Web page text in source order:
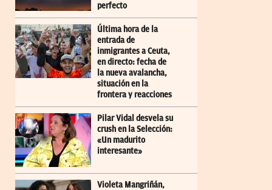
perfecto
Última hora de la
entrada de
inmigrantes a Ceuta,
en directo: fecha de
la nueva avalancha,
situación en la
frontera y reacciones
Pilar Vidal desvela su
crush en la Selección:
«Un madurito
interesante»
Violeta Mangriñán,